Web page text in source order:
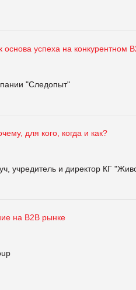
основа успеха на конкурентном
"Следопыт"
для кого, когда и как?
учредитель и директор КГ
на B2B рынке